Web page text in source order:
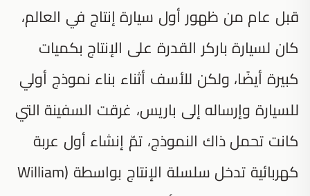
قبل عام من ظهور أول سيارة إنتاج في العالم،
كان لسيارة باركر القدرة على الإنتاج بكميات
كبيرة أيضًا، ولكن للأسف أثناء بناء نموذج أولي
للسيارة وإرساله إلى باريس، غرقت السفينة التي
كانت تحمل ذاك النموذج، تمّ إنشاء أول عربة
كهربائية تدخل سلسلة الإنتاج بواسطة (William